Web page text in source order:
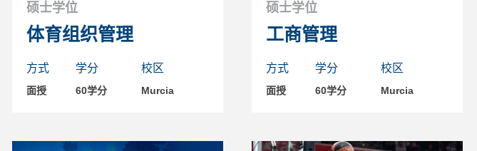
硕士学位
体育组织管理
方式
面授
学分
60学分
校区
Murcia
硕士学位
工商管理
方式
面授
学分
60学分
校区
Murcia